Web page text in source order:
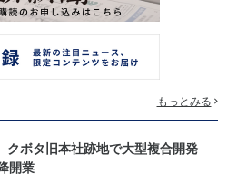
もっとみる
ボタ旧本社跡地で大型複合開発
開業